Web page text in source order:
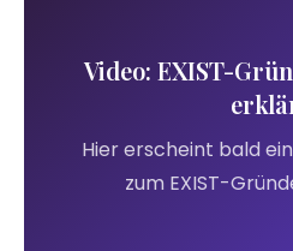
Video: EXIST-
Hier erscheint bald
zum EXIST-